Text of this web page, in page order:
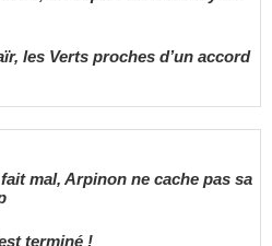
les Verts proches d’un accord
mal, Arpinon ne cache pas sa
terminé !